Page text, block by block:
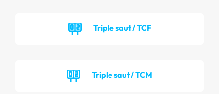
Triple saut / TCF
Triple saut / TCM